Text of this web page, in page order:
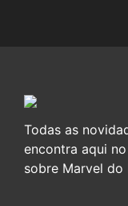
Todas as
encontra aqui
sobre Marvel do